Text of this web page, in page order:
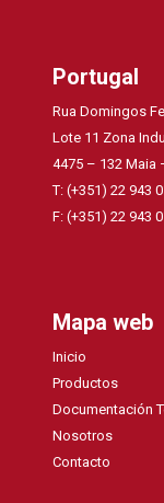
Portugal
Rua Domingos
Lote 11 Zona
4475 – 132 Maia
T: (+351) 22 943
F: (+351) 22 943
Mapa web
Inicio
Productos
Documentación
Nosotros
Contacto